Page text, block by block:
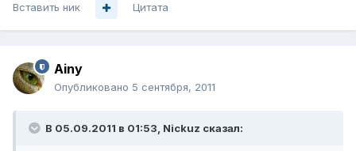
Вставить ник Цитата
Ainy
Опубликовано 5 сентября, 2011
В 05.09.2011 в 01:53, Nickuz сказал: